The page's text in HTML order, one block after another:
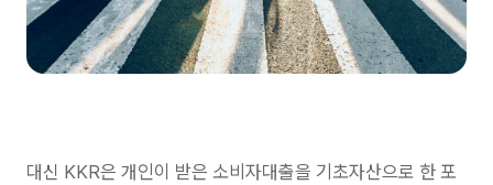
대신 KKR은 개인이 받은 소비자대출을 기초자산으로 한 포